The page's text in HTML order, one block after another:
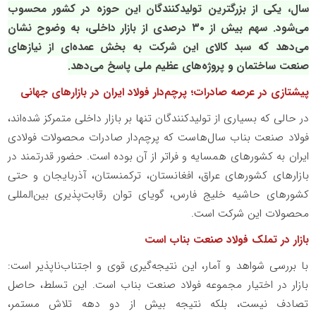
سال، یکی از بزرگترین تولیدکنندگان این حوزه در کشور محسوب
می‌شود. سهم بیش از ۳۰ درصدی از بازار داخلی، به وضوح نشان
می‌دهد که سبد کالای این شرکت به بخش عمده‌ای از نیازهای
صنعت ساختمان و پروژه‌های عظیم ملی پاسخ می‌دهد.
پیشتازی در عرصه صادرات؛ پرچم‌دار فولاد ایران در بازارهای جهانی
در حالی که بسیاری از تولیدکنندگان تنها بر بازار داخلی متمرکز شده‌اند،
فولاد صنعت بناب سال‌هاست که پرچم‌دار صادرات محصولات فولادی
ایران به کشورهای همسایه و فراتر از آن بوده است. حضور قدرتمند در
بازارهای کشورهای عراق، افغانستان، ترکمنستان، آذربایجان و حتی
کشورهای حاشیه خلیج فارس، گویای توان رقابت‌پذیری بین‌المللی
محصولات این شرکت است.
بازار در تملک فولاد صنعت بناب است
با بررسی شواهد و آمار، این نتیجه‌گیری قوی و اجتناب‌ناپذیر است:
بازار در اختیار مجموعه فولاد صنعت بناب است. این تسلط، حاصل
تصادف نیست، بلکه نتیجه بیش از دو دهه تلاش مستمر،